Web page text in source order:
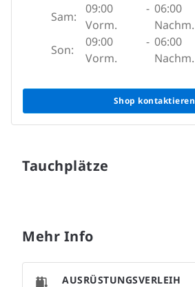
Sam:
09:00
Vorm.
- 06:00
Nachm.
Son:
09:00
Vorm.
- 06:00
Nachm.
Shop kontaktieren
Tauchplätze
Mehr Info
AUSRÜSTUNGSVERLEIH